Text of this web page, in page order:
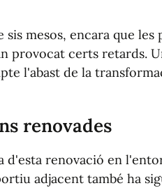
mesos, encara que les
provocat certs retards.
l'abast de la
renovades
d'esta renovació en
adjacent també ha